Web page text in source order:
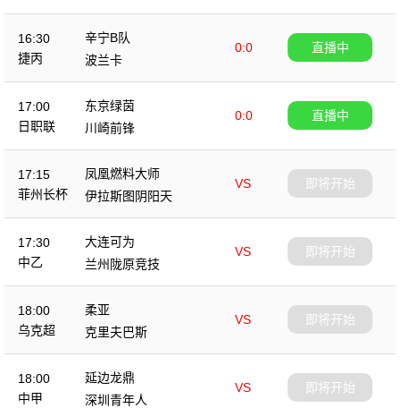
16:30
捷丙
辛宁B队
0:0
波兰卡
直播中
17:00
日职联
东京绿茵
0:0
川崎前锋
直播中
17:15
菲州长杯
凤凰燃料大师
VS
伊拉斯图阴阳天
即将开始
17:30
中乙
大连可为
VS
兰州陇原竞技
即将开始
18:00
乌克超
柔亚
VS
克里夫巴斯
即将开始
18:00
中甲
延边龙鼎
VS
深圳青年人
即将开始